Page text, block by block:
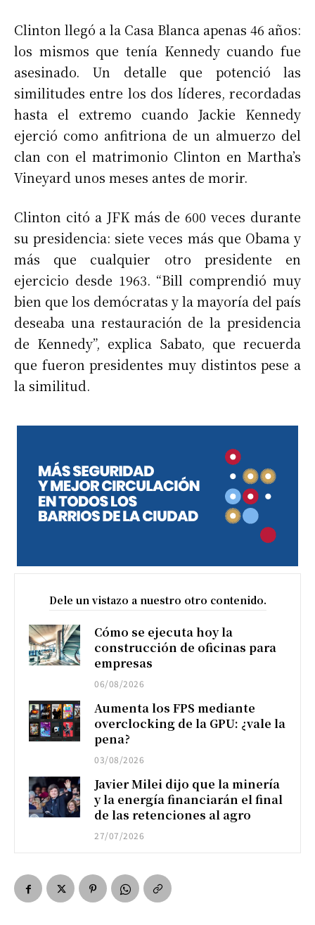
Clinton llegó a la Casa Blanca apenas 46 años:
los mismos que tenía Kennedy cuando fue
asesinado. Un detalle que potenció las
similitudes entre los dos líderes, recordadas
hasta el extremo cuando Jackie Kennedy
ejerció como anfitriona de un almuerzo del
clan con el matrimonio Clinton en Martha’s
Vineyard unos meses antes de morir.
Clinton citó a JFK más de 600 veces durante
su presidencia: siete veces más que Obama y
más que cualquier otro presidente en
ejercicio desde 1963. “Bill comprendió muy
bien que los demócratas y la mayoría del país
deseaba una restauración de la presidencia
de Kennedy”, explica Sabato, que recuerda
que fueron presidentes muy distintos pese a
la similitud.
Dele un vistazo a nuestro otro contenido.
Cómo se ejecuta hoy la
construcción de oficinas para
empresas
06/08/2026
Aumenta los FPS mediante
overclocking de la GPU: ¿vale la
pena?
03/08/2026
Javier Milei dijo que la minería
y la energía financiarán el final
de las retenciones al agro
27/07/2026